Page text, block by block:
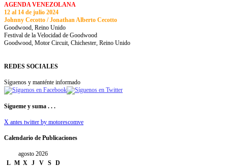
AGENDA VENEZOLANA
12 al 14 de julio 2024
Johnny Cecotto / Jonathan Alberto Cecotto
Goodwood, Reino Unido
Festival de la Velocidad de Goodwood
Goodwood, Motor Circuit, Chichester, Reino Unido
REDES SOCIALES
Síguenos y manténte informado
Sígueme y suma . . .
X antes twitter by motorescomve
Calendario de Publicaciones
agosto 2026
L M X J V S
D